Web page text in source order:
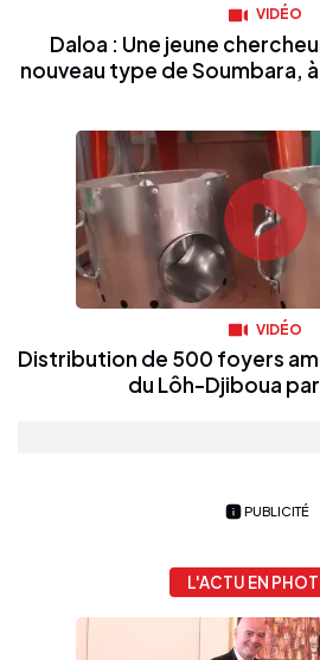
VIDÉO
Daloa : Une jeune
nouveau type de Soumbara,
VIDÉO
Distribution de 500 foyers
du Lôh-Djiboua par
PUBLICITÉ
L'ACTU EN